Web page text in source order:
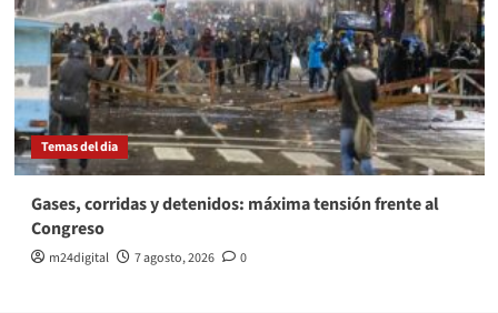
Temas del dia
Gases, corridas y detenidos: máxima tensión frente al
Congreso
m24digital 7 agosto, 2026 0